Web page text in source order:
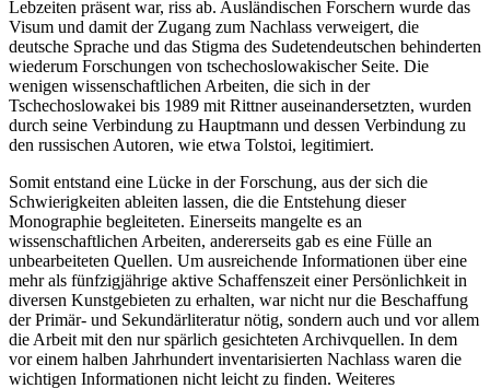
Lebzeiten präsent war, riss ab. Ausländischen Forschern wurde das
Visum und damit der Zugang zum Nachlass verweigert, die
deutsche Sprache und das Stigma des Sudetendeutschen behinderten
wiederum Forschungen von tschechoslowakischer Seite. Die
wenigen wissenschaftlichen Arbeiten, die sich in der
Tschechoslowakei bis 1989 mit Rittner auseinandersetzten, wurden
durch seine Verbindung zu Hauptmann und dessen Verbindung zu
den russischen Autoren, wie etwa Tolstoi, legitimiert.
Somit entstand eine Lücke in der Forschung, aus der sich die
Schwierigkeiten ableiten lassen, die die Entstehung dieser
Monographie begleiteten. Einerseits mangelte es an
wissenschaftlichen Arbeiten, andererseits gab es eine Fülle an
unbearbeiteten Quellen. Um ausreichende Informationen über eine
mehr als fünfzigjährige aktive Schaffenszeit einer Persönlichkeit in
diversen Kunstgebieten zu erhalten, war nicht nur die Beschaffung
der Primär- und Sekundärliteratur nötig, sondern auch und vor allem
die Arbeit mit den nur spärlich gesichteten Archivquellen. In dem
vor einem halben Jahrhundert inventarisierten Nachlass waren die
wichtigen Informationen nicht leicht zu finden. Weiteres